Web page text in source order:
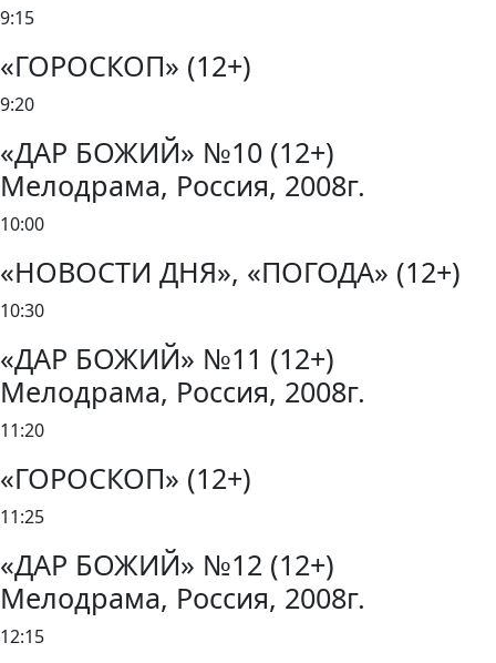
9:15
«ГОРОСКОП» (12+)
9:20
«ДАР БОЖИЙ» №10 (12+)
Мелодрама, Россия, 2008г.
10:00
«НОВОСТИ ДНЯ», «ПОГОДА» (12+)
10:30
«ДАР БОЖИЙ» №11 (12+)
Мелодрама, Россия, 2008г.
11:20
«ГОРОСКОП» (12+)
11:25
«ДАР БОЖИЙ» №12 (12+)
Мелодрама, Россия, 2008г.
12:15